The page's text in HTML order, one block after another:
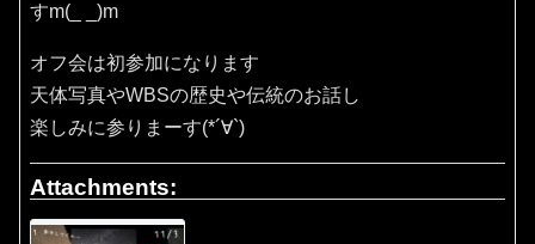
すm(_ _)m
オフ会は初参加になります
天体写真やWBSの歴史や伝統のお話し
楽しみに参りまーす(*´∀`)
Attachments: